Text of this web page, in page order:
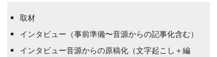
取材
インタビュー（事前準備〜音源からの記事化含む）
インタビュー音源からの原稿化（文字起こし＋編